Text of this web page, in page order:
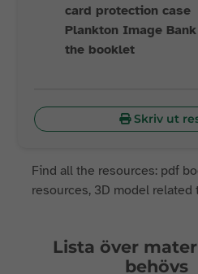
card protection case
Plankton Image
the booklet
Skriv ut
Find all the resources: pdf
resources, 3D model
Lista över
behövs